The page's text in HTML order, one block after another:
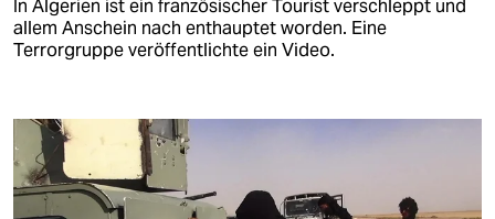
In Algerien ist ein französischer Tourist verschleppt und
allem Anschein nach enthauptet worden. Eine
Terrorgruppe veröffentlichte ein Video.